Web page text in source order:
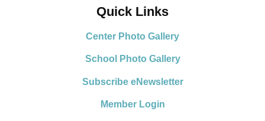
Quick Links
Center Photo Gallery
School Photo Gallery
Subscribe eNewsletter
Member Login